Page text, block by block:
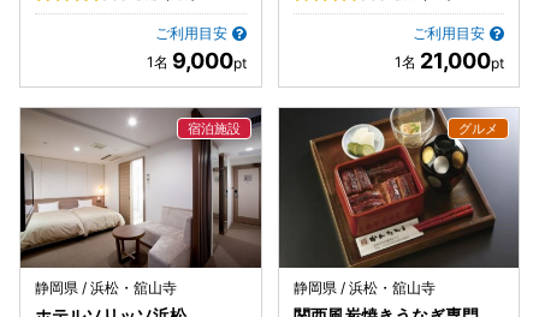
ご利用目安
9,000
ご利用目安
21,000
静岡県 / 浜松・舘山寺 静岡県 / 浜松・舘山寺